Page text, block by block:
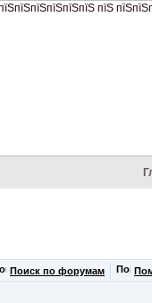
Поиск по форумам